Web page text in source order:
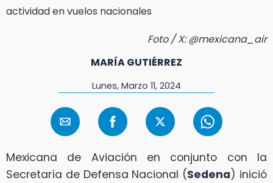
Foto / X: @‌mexicana_air
MARÍA GUTIÉRREZ
Lunes, Marzo 11, 2024
Mexicana de Aviación en conjunto con la
Secretaría de Defensa Nacional (Sedena) inició